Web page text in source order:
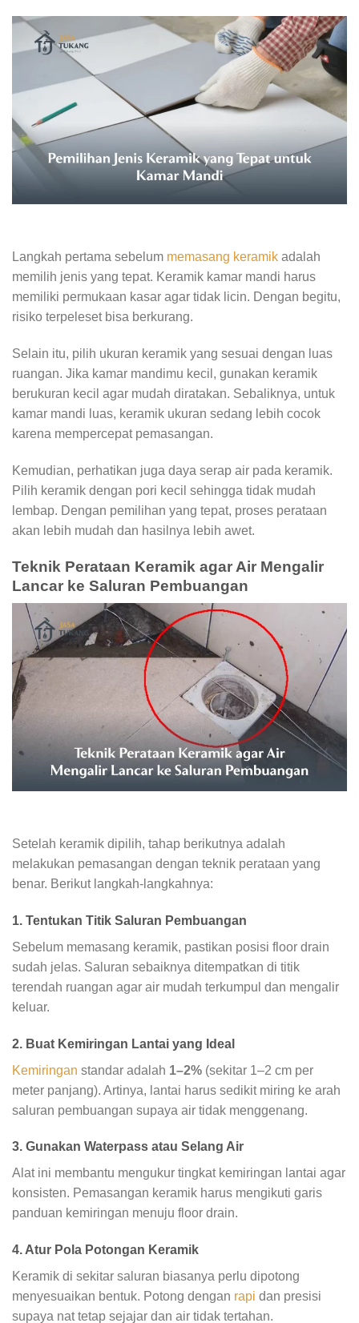
Langkah pertama sebelum memasang keramik adalah
memilih jenis yang tepat. Keramik kamar mandi harus
memiliki permukaan kasar agar tidak licin. Dengan begitu,
risiko terpeleset bisa berkurang.
Selain itu, pilih ukuran keramik yang sesuai dengan luas
ruangan. Jika kamar mandimu kecil, gunakan keramik
berukuran kecil agar mudah diratakan. Sebaliknya, untuk
kamar mandi luas, keramik ukuran sedang lebih cocok
karena mempercepat pemasangan.
Kemudian, perhatikan juga daya serap air pada keramik.
Pilih keramik dengan pori kecil sehingga tidak mudah
lembap. Dengan pemilihan yang tepat, proses perataan
akan lebih mudah dan hasilnya lebih awet.
Teknik Perataan Keramik agar Air Mengalir
Lancar ke Saluran Pembuangan
Setelah keramik dipilih, tahap berikutnya adalah
melakukan pemasangan dengan teknik perataan yang
benar. Berikut langkah-langkahnya:
1. Tentukan Titik Saluran Pembuangan
Sebelum memasang keramik, pastikan posisi floor drain
sudah jelas. Saluran sebaiknya ditempatkan di titik
terendah ruangan agar air mudah terkumpul dan mengalir
keluar.
2. Buat Kemiringan Lantai yang Ideal
Kemiringan standar adalah 1–2% (sekitar 1–2 cm per
meter panjang). Artinya, lantai harus sedikit miring ke arah
saluran pembuangan supaya air tidak menggenang.
3. Gunakan Waterpass atau Selang Air
Alat ini membantu mengukur tingkat kemiringan lantai agar
konsisten. Pemasangan keramik harus mengikuti garis
panduan kemiringan menuju floor drain.
4. Atur Pola Potongan Keramik
Keramik di sekitar saluran biasanya perlu dipotong
menyesuaikan bentuk. Potong dengan rapi dan presisi
supaya nat tetap sejajar dan air tidak tertahan.